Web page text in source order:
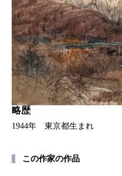
略歴
1944年 東京都生まれ
この作家の作品